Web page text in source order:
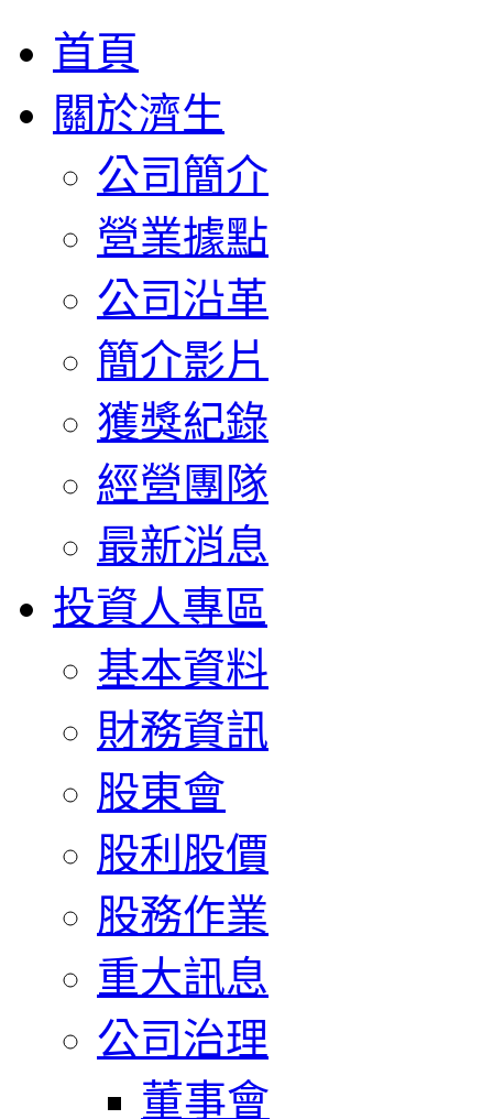
首頁
關於濟生
公司簡介
營業據點
公司沿革
簡介影片
獲獎紀錄
經營團隊
最新消息
投資人專區
基本資料
財務資訊
股東會
股利股價
股務作業
重大訊息
公司治理
董事會